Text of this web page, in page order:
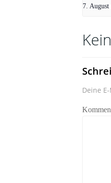
7.
Deine